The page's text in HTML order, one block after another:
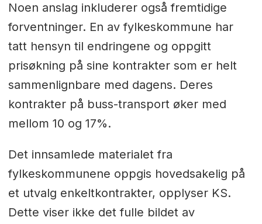
Noen anslag inkluderer også fremtidige
forventninger. En av fylkeskommune har
tatt hensyn til endringene og oppgitt
prisøkning på sine kontrakter som er helt
sammenlignbare med dagens. Deres
kontrakter på buss-transport øker med
mellom 10 og 17%.
Det innsamlede materialet fra
fylkeskommunene oppgis hovedsakelig på
et utvalg enkeltkontrakter, opplyser KS.
Dette viser ikke det fulle bildet av